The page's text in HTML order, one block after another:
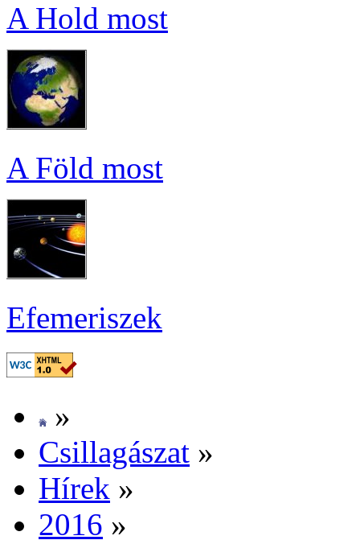
A Hold most
A Föld most
Efe­me­ri­szek
»
Csil­la­gá­szat »
Hí­rek »
2016 »